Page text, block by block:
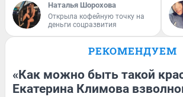
Наталья Шорохова
Открыла кофейную точку на
деньги соцразвития
РЕКОМЕНДУЕМ
«Как можно быть такой
Екатерина Климова